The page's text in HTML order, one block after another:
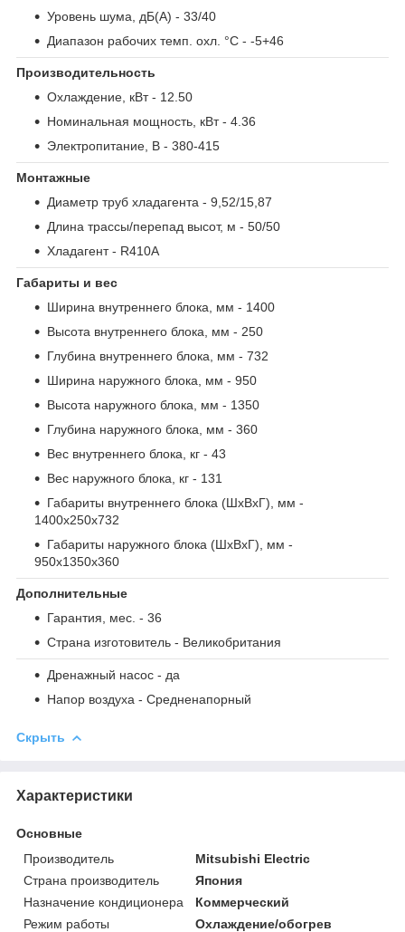
Уровень шума, дБ(А) - 33/40
Диапазон рабочих темп. охл. °С - -5+46
Производительность
Охлаждение, кВт- 12.50
Номинальная мощность, кВт- 4.36
Электропитание, В - 380-415
Монтажные
Диаметр труб хладагента - 9,52/15,87
Длина трассы/перепад высот, м - 50/50
Хладагент- R410A
Габариты и вес
Ширина внутреннего блока, мм - 1400
Высота внутреннего блока, мм - 250
Глубина внутреннего блока, мм - 732
Ширина наружного блока, мм - 950
Высота наружного блока, мм - 1350
Глубина наружного блока, мм - 360
Вес внутреннего блока, кг - 43
Вес наружного блока, кг - 131
Габариты внутреннего блока (ШxВxГ), мм -
1400x250x732
Габариты наружного блока (ШxВxГ), мм -
950x1350x360
Дополнительные
Гарантия, мес. - 36
Страна изготовитель - Великобритания
Дренажный насос - да
Напор воздуха - Средненапорный
Скрыть
Характеристики
Основные
Производитель
Mitsubishi Electric
Страна производитель
Япония
Назначение кондиционера
Коммерческий
Режим работы
Охлаждение/обогрев